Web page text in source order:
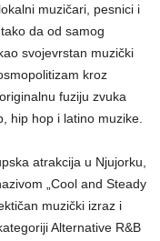
muzičari, pesnici i
da od samog
svojevrstan muzički
kroz
fuziju zvuka
hip hop i latino muzike.
atrakcija u Njujorku,
„Cool and Steady
muzički izraz i
Alternative R&B